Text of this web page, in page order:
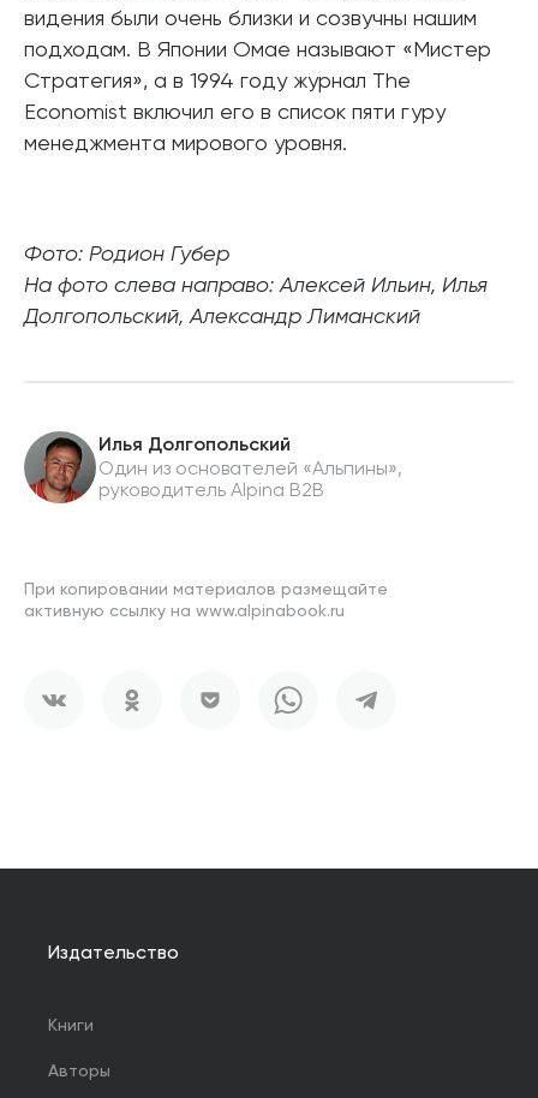
видения были очень близки и созвучны нашим
подходам. В Японии Омае называют «Мистер
Стратегия», а в 1994 году журнал The
Economist включил его в список пяти гуру
менеджмента мирового уровня.
Фото: Родион Губер
На фото слева направо: Алексей Ильин, Илья
Долгопольский, Александр Лиманский
Илья Долгопольский
Один из основателей «Альпины»,
руководитель Alpina B2B
При копировании материалов размещайте
активную ссылку на www.alpinabook.ru
Издательство
Книги
Авторы